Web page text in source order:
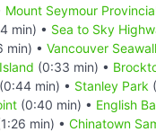
Mount Seymour
min) • Sea to Sky
min) • Vancouver Seawall
(0:33 min) •
(0:44 min) • Stanley Park
(0:40 min) • English
min) • Chinatown